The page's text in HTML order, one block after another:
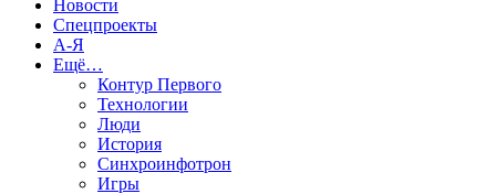
Новости
Спецпроекты
А-Я
Ещё…
Контур Первого
Технологии
Люди
История
Синхроинфотрон
Игры